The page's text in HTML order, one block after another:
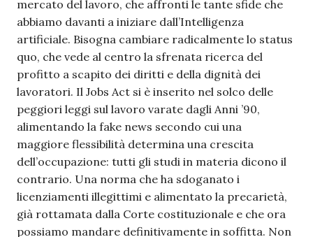
mercato del lavoro, che affronti le tante sfide che
abbiamo davanti a iniziare dall’Intelligenza
artificiale. Bisogna cambiare radicalmente lo status
quo, che vede al centro la sfrenata ricerca del
profitto a scapito dei diritti e della dignità dei
lavoratori. Il Jobs Act si è inserito nel solco delle
peggiori leggi sul lavoro varate dagli Anni ’90,
alimentando la fake news secondo cui una
maggiore flessibilità determina una crescita
dell’occupazione: tutti gli studi in materia dicono il
contrario. Una norma che ha sdoganato i
licenziamenti illegittimi e alimentato la precarietà,
già rottamata dalla Corte costituzionale e che ora
possiamo mandare definitivamente in soffitta. Non